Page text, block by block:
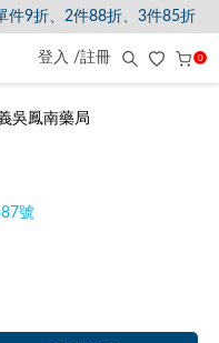
件9折、2件88折、3件85折
登入 /註冊 0
吳鳳南藥局
號